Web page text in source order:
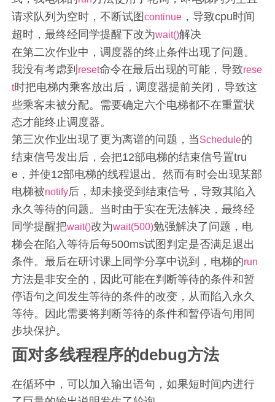
请求队列为空时，不断试图continue ，导致cpu时间
超时，最终经同学提醒下改为wait()解决
在第二次作业中，调度器的终止条件出现了问题。
我没有考虑到 reset命令在最后出现的可能，导致rese
t时把电梯内乘客放出后，调度器提前关闭，导致这
些乘客未被分配。需要确定六个电梯都不在重置状
态才能终止调度器。
第三次作业出现了更为离谱的问题，当Schedule的
结束信号发出后，会把12部电梯的结束信号置tru
e，并使12部电梯的线程退出。然而有时会出现某部
电梯被notify后，却未接受到结束信号，导致其陷入
永久等待的问题。当时由于实在无法解决，最终经
同学提醒把wait()改为wait(500)勉强解决了问题，电
梯会在陷入等待后每500ms试图判定是否满足退出
条件。最后在研讨课上同学分享中说到，电梯的run
方法是非安全的，因此可能在判断等待的条件和暂
停语句之间发生等待的条件的改变，从而陷入永久
等待。因此需要将判断等待的条件和暂停语句用同
步块保护。
面对多线程程序的debug方法
在循环中，可以加入输出语句，如果短时间内进行